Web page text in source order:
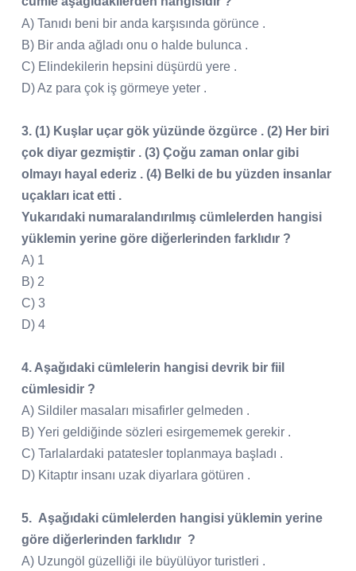
A) Tanıdı beni bir anda karşısında görünce .
B) Bir anda ağladı onu o halde bulunca .
C) Elindekilerin hepsini düşürdü yere .
D) Az para çok iş görmeye yeter .
3. (1) Kuşlar uçar gök yüzünde özgürce . (2) Her biri
çok diyar gezmiştir . (3) Çoğu zaman onlar gibi
olmayı hayal ederiz . (4) Belki de bu yüzden insanlar
uçakları icat etti .
Yukarıdaki numaralandırılmış cümlelerden hangisi
yüklemin yerine göre diğerlerinden farklıdır ?
A) 1
B) 2
C) 3
D) 4
4. Aşağıdaki cümlelerin hangisi devrik bir fiil
cümlesidir ?
A) Sildiler masaları misafirler gelmeden .
B) Yeri geldiğinde sözleri esirgememek gerekir .
C) Tarlalardaki patatesler toplanmaya başladı .
D) Kitaptır insanı uzak diyarlara götüren .
5. Aşağıdaki cümlelerden hangisi yüklemin yerine
göre diğerlerinden farklıdır ?
A) Uzungöl güzelliği ile büyülüyor turistleri .